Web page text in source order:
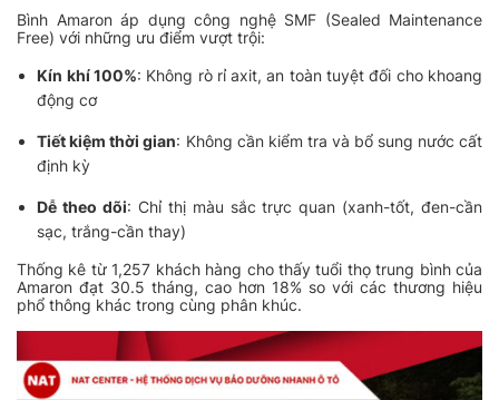
Bình Ắc Quy Khô Rocket 150Ah
SMF N150
8
Bình Ắc Quy Rocket 200Ah SMF
3.610.000₫
Bình Amaron áp dụng công nghệ SMF (Sealed Maintenance
Free) với những ưu điểm vượt trội:
Kín khí 100%: Không rò rỉ axit, an toàn tuyệt đối cho khoang
động cơ
Tiết kiệm thời gian: Không cần kiểm tra và bổ sung nước cất
định kỳ
Dễ theo dõi: Chỉ thị màu sắc trực quan (xanh-tốt, đen-cần
sạc, trắng-cần thay)
Thống kê từ 1,257 khách hàng cho thấy tuổi thọ trung bình của
Amaron đạt 30.5 tháng, cao hơn 18% so với các thương hiệu
phổ thông khác trong cùng phân khúc.